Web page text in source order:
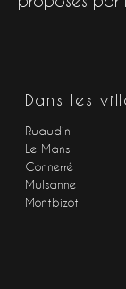
Dans les
Ruaudin
Le Mans
Connerré
Mulsanne
Montbizot